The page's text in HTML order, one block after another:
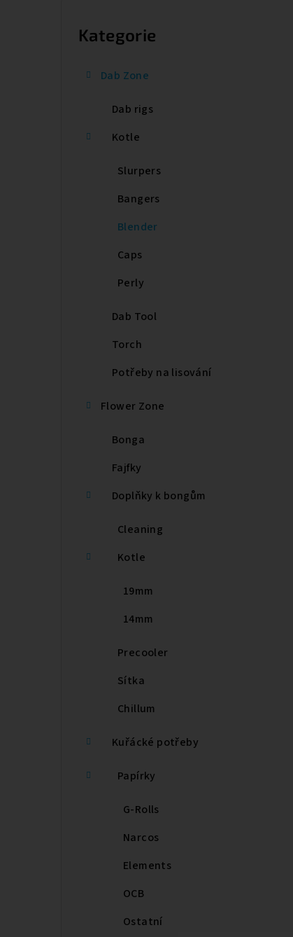
Přeskočit
kategorie
Kategorie
Dab Zone
Dab rigs
Kotle
Slurpers
Bangers
Blender
Caps
Perly
Dab Tool
Torch
Potřeby na lisování
Flower Zone
Bonga
Fajfky
Doplňky k bongům
Cleaning
Kotle
19mm
14mm
Precooler
Sítka
Chillum
Kuřácké potřeby
Papírky
G-Rolls
Narcos
Elements
OCB
Ostatní